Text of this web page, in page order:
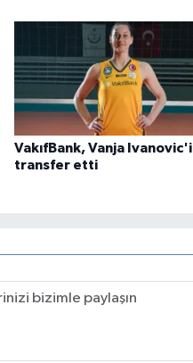
VakıfBank, Vanja Ivanovic'i
transfer etti